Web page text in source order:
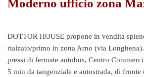
Moderno ufficio zona
DOTTOR HOUSE propone in vendita
rialzato/primo in zona Arno (via
pressi di fermate autobus, Centro
5 min da tangenziale e autostrada, di